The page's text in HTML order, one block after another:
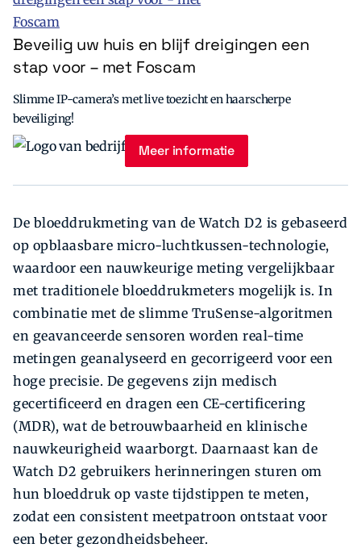
Beveilig uw huis en blijf dreigingen een
stap voor – met Foscam
Slimme IP-camera’s met live toezicht en haarscherpe
beveiliging!
Meer informatie
De bloeddrukmeting van de Watch D2 is gebaseerd
op opblaasbare micro-luchtkussen-technologie,
waardoor een nauwkeurige meting vergelijkbaar
met traditionele bloeddrukmeters mogelijk is. In
combinatie met de slimme TruSense-algoritmen
en geavanceerde sensoren worden real-time
metingen geanalyseerd en gecorrigeerd voor een
hoge precisie. De gegevens zijn medisch
gecertificeerd en dragen een CE-certificering
(MDR), wat de betrouwbaarheid en klinische
nauwkeurigheid waarborgt. Daarnaast kan de
Watch D2 gebruikers herinneringen sturen om
hun bloeddruk op vaste tijdstippen te meten,
zodat een consistent meetpatroon ontstaat voor
een beter gezondheidsbeheer.